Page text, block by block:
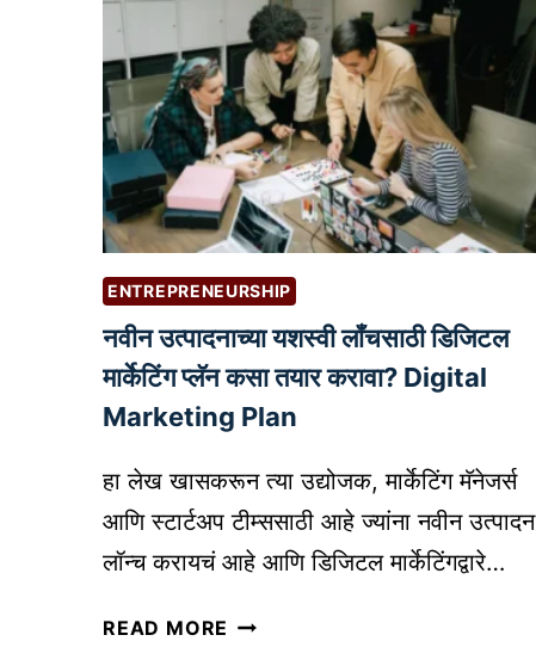
|
L
A
N
N
I
G
A
N
S
R
I
P
N
T
E
L
L
E
C
T
U
A
L
R
O
E
R
Y
ENTREPRENEURSHIP
नवीन उत्पादनाच्या यशस्वी लॉंचसाठी डिजिटल
मार्केटिंग प्लॅन कसा तयार करावा? Digital
Marketing Plan
हा लेख खासकरून त्या उद्योजक, मार्केटिंग मॅनेजर्स
आणि स्टार्टअप टीम्ससाठी आहे ज्यांना नवीन उत्पादन
लॉन्च करायचं आहे आणि डिजिटल मार्केटिंगद्वारे…
READ MORE न